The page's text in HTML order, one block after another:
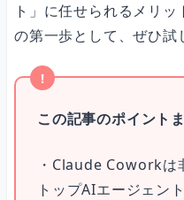
ト」に任せられるメリ
の第一歩として、ぜひ試
この記事のポイント
・Claude Coworkは
トップAIエージェン